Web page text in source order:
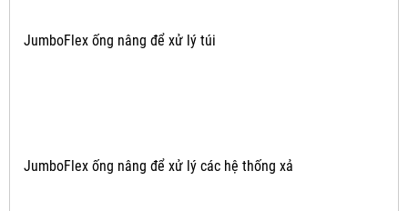
JumboFlex ống nâng để xử lý túi
JumboFlex ống nâng để xử lý các hệ thống xả